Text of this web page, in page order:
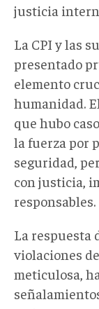
justicia
La CPI y las
presentado
elemento
humanidad.
que hubo
la fuerza por
seguridad,
con justicia,
responsables.
La respuesta
violaciones
meticulosa,